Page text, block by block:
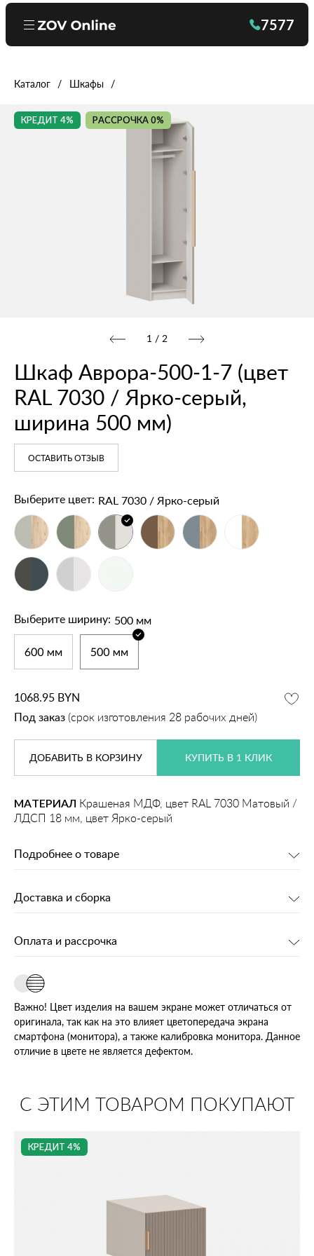
7577
Каталог Шкафы
КРЕДИТ 4% РАССРОЧКА 0%
1 / 2
Шкаф Аврора‑500‑1‑7 (цвет
RAL 7030 / Ярко‑серый,
ширина 500 мм)
ОСТАВИТЬ ОТЗЫВ
Выберите цвет: RAL 7030 / Ярко‑серый
Выберите ширину: 500 мм
1068.95 BYN
Под заказ (срок изготовления 28 рабочих дней)
ДОБАВИТЬ В КОРЗИНУ КУПИТЬ В 1 КЛИК
МАТЕРИАЛ Крашеная МДФ, цвет RAL 7030 Матовый /
ЛДСП 18 мм, цвет Ярко-серый
Подробнее о товаре
Доставка и сборка
Оплата и рассрочка
Важно! Цвет изделия на вашем экране может отличаться от
оригинала, так как на это влияет цветопередача экрана
смартфона (монитора), а также калибровка монитора. Данное
отличие в цвете не является дефектом.
С ЭТИМ ТОВАРОМ ПОКУПАЮТ
КРЕДИТ 4%